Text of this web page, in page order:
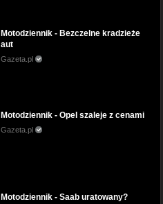
Motodziennik - Bezczelne kradzieże
aut
Gazeta.pl
Motodziennik - Opel szaleje z cenami
Gazeta.pl
Motodziennik - Saab uratowany?